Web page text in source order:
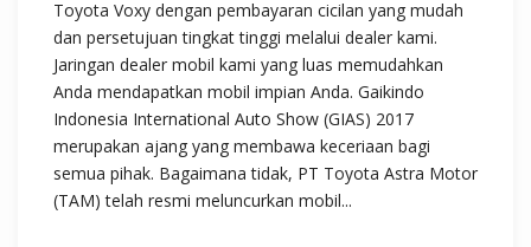
Toyota Voxy dengan pembayaran cicilan yang mudah
dan persetujuan tingkat tinggi melalui dealer kami.
Jaringan dealer mobil kami yang luas memudahkan
Anda mendapatkan mobil impian Anda. Gaikindo
Indonesia International Auto Show (GIAS) 2017
merupakan ajang yang membawa keceriaan bagi
semua pihak. Bagaimana tidak, PT Toyota Astra Motor
(TAM) telah resmi meluncurkan mobil...